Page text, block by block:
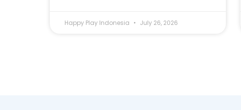
Happy Play Indonesia July 26, 2026